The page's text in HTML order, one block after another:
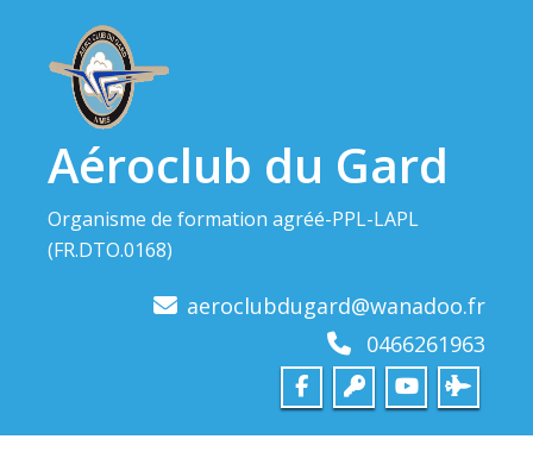
content
Aéroclub du Gard
Organisme de formation agréé-PPL-LAPL
(FR.DTO.0168)
aeroclubdugard@wanadoo.fr
0466261963